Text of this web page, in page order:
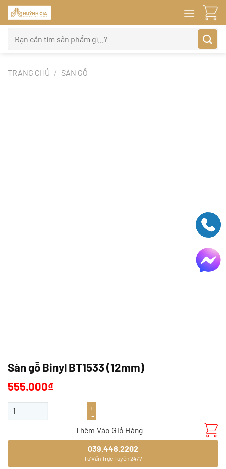
Bỏ
qua
nội
dung
kiếm:
TRANG CHỦ / SÀN GỖ
Sàn gỗ Binyl BT1533 (12mm)
555.000₫
Sàn gỗ Binyl BT1533 (12mm) số lượng
Thêm Vào Giỏ Hàng
039.448.2202
Tư Vấn Trực Tuyến 24/7